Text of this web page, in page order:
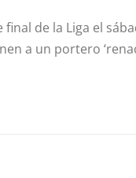
de la Liga el
a un portero